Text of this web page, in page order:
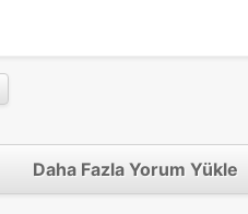
Daha Fazla Yorum Yükle